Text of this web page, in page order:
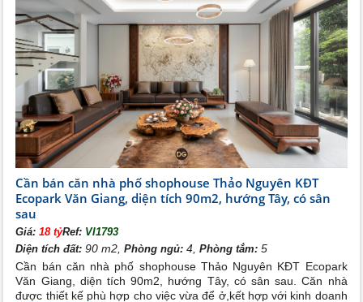
Cần bán căn nhà phố shophouse Thảo Nguyên KĐT
Ecopark Văn Giang, diện tích 90m2, hướng Tây, có sân
sau
Giá:18 tỷRef: VI1793
Diện tích đất: 90 m2,Phòng ngủ: 4,Phòng tắm: 5
Cần bán căn nhà phố shophouse Thảo Nguyên KĐT Ecopark
Văn Giang, diện tích 90m2, hướng Tây, có sân sau. Căn nhà
được thiết kế phù hợp cho việc vừa để ở,kết hợp với kinh doanh